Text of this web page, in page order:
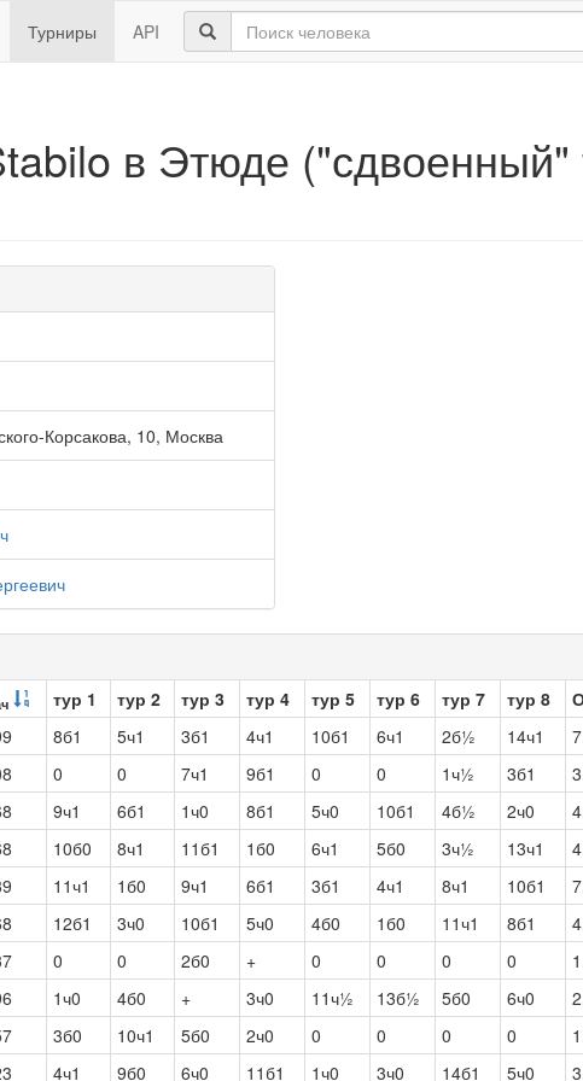
Турниры API
в Этюде
Корсакова, 10, Москва
тур 1 тур 2 тур 3 тур 4 тур 5 тур 6 тур 7 тур 8
8б1 5ч1 3б1 4ч1 10б1 6ч1 2б½ 14ч1
0 0 7ч1 9б1 0 0 1ч½ 3б1
9ч1 6б1 1ч0 8б1 5ч0 10б1 4б½ 2ч0
10б0 8ч1 11б1 1б0 6ч1 5б0 3ч½ 13ч1
11ч1 1б0 9ч1 6б1 3б1 4ч1 8ч1 10б1
12б1 3ч0 10б1 5ч0 4б0 1б0 11ч1 8б1
0 0 2б0 + 0 0 0 0
1ч0 4б0 + 3ч0 11ч½ 13б½ 5б0 6ч0
3б0 10ч1 5б0 2ч0 0 0 0 0
4ч1 9б0 6ч0 11б1 1ч0 3ч0 14б1 5ч0